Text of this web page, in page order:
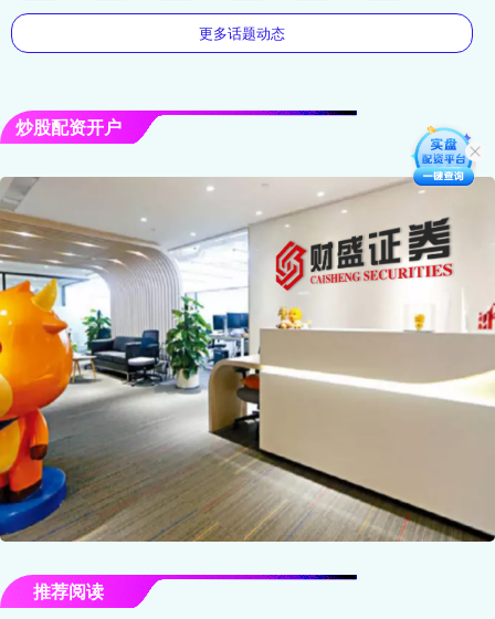
更多话题动态
炒股配资开户
推荐阅读